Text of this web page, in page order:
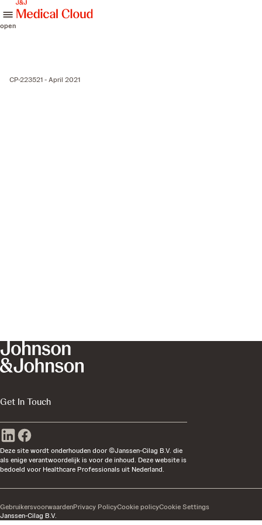
open
CP-223521 - April 2021
Get In Touch
Deze site wordt onderhouden door ©Janssen-Cilag B.V. die
als enige verantwoordelijk is voor de inhoud. Deze website is
bedoeld voor Healthcare Professionals uit Nederland.
Janssen-Cilag B.V.
GebruikersvoorwaardenPrivacy PolicyCookie policyCookie Settings